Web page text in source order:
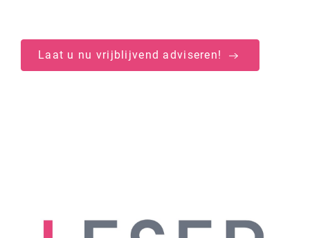
Laat u nu vrijblijvend adviseren!